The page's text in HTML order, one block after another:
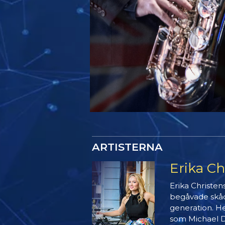
ARTISTERNA
Erika
Erika
begåvade
generation.
som Michael